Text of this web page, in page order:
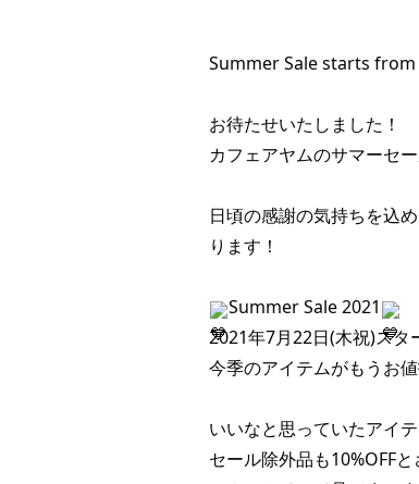
Summer Sale starts from
お待たせいたしました！
カフェアヤムのサマーセ
日頃の感謝の気持ちを込
ります！
Summer Sale 2021
2021年7月22日(木祝)スタ
今季のアイテムがもうお
いいなと思っていたアイ
セール除外品も10%OFF